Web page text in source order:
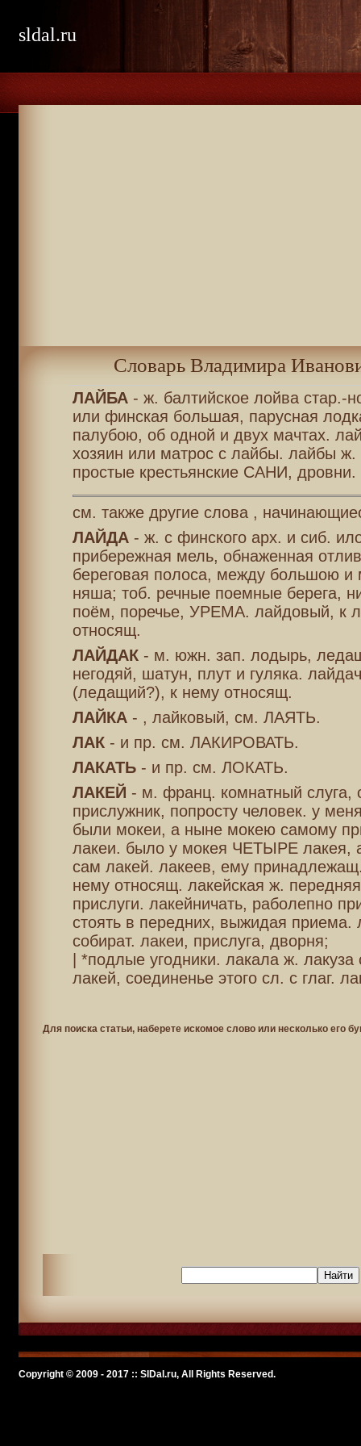
sldal.ru
Словарь Владимира
ЛАЙБА- ж. балтийское лойва стар.-
или финская большая, парусная
палубою, об одной и двух мачтах.
хозяин или матрос с лайбы. лайбы
простые крестьянские САНИ, дровни.
см. также другие слова ,
ЛАЙДА- ж. с финского арх. и сиб.
прибережная мель, обнаженная
береговая полоса, между большою
няша; тоб. речные поемные берега,
поём, поречье, УРЕМА. лайдовый, к
относящ.
ЛАЙДАК- м. южн. зап. лодырь,
негодяй, шатун, плут и гуляка.
(ледащий?), к нему относящ.
ЛАЙКА- , лайковый, см. ЛАЯТЬ.
ЛАК- и пр. см. ЛАКИРОВАТЬ.
ЛАКАТЬ- и пр. см. ЛОКАТЬ.
ЛАКЕЙ - м. франц. комнатный слуга,
прислужник, попросту человек. у
были мокеи, а ныне мокею самому
лакеи. было у мокея ЧЕТЫРЕ лакея,
сам лакей. лакеев, ему
нему относящ. лакейская ж.
прислуги. лакейничать, раболепно
стоять в передних, выжидая приема.
собират. лакеи, прислуга, дворня;
| *подлые угодники. лакала ж.
лакей, соединенье этого сл. с глаг.
Для поиска статьи, наберете искомое слово или несколько его
Copyright © 2009 - 2017 :: SlDal.ru, All Rights Reserved.